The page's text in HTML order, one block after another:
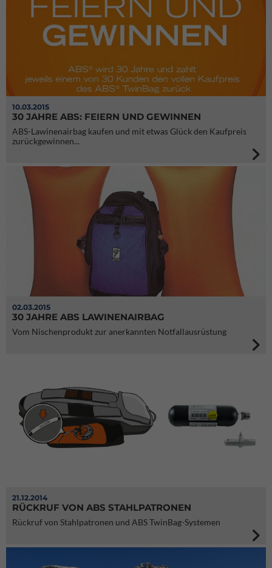
10.03.2015
30 JAHRE ABS: FEIERN UND GEWINNEN
ABS-Lawinenairbag kaufen und mit etwas Glück den Kaufpreis
zurückgewinnen...
02.03.2015
30 JAHRE ABS LAWINENAIRBAG
Vom Nischenprodukt zur anerkannten Notfallausrüstung
21.12.2014
RÜCKRUF VON ABS STAHLPATRONEN
Rückruf von Stahlpatronen und ABS TwinBag-Systemen